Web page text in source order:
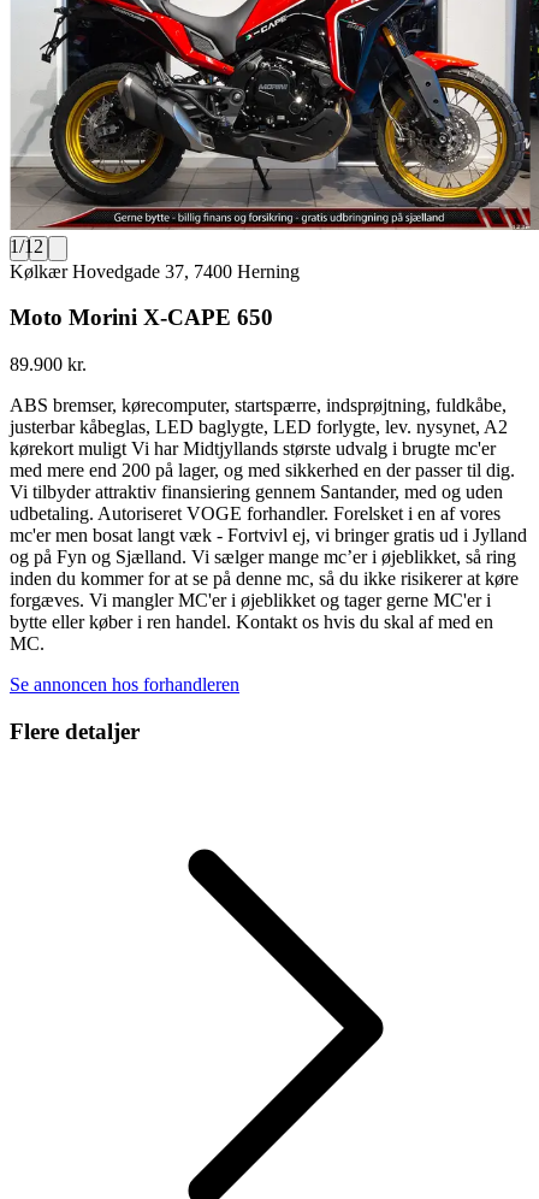
1/12
Kølkær Hovedgade 37, 7400 Herning
Moto Morini X-CAPE 650
89.900 kr.
ABS bremser, kørecomputer, startspærre, indsprøjtning, fuldkåbe,
justerbar kåbeglas, LED baglygte, LED forlygte, lev. nysynet, A2
kørekort muligt Vi har Midtjyllands største udvalg i brugte mc'er
med mere end 200 på lager, og med sikkerhed en der passer til dig.
Vi tilbyder attraktiv finansiering gennem Santander, med og uden
udbetaling. Autoriseret VOGE forhandler. Forelsket i en af vores
mc'er men bosat langt væk - Fortvivl ej, vi bringer gratis ud i Jylland
og på Fyn og Sjælland. Vi sælger mange mc’er i øjeblikket, så ring
inden du kommer for at se på denne mc, så du ikke risikerer at køre
forgæves. Vi mangler MC'er i øjeblikket og tager gerne MC'er i
bytte eller køber i ren handel. Kontakt os hvis du skal af med en
MC.
Se annoncen hos forhandleren
Flere detaljer